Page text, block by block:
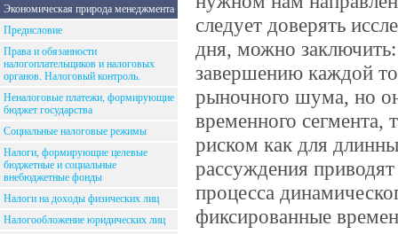
Экономическая природа менеджмента
Предисловие
Права и обязанности
налогоплательщиков и налоговых
органов. Налоговый контроль.
Неналоговые платежи, формирующие
бюджет государства
Социальные налоговые режимы
Налоги, формирующие целевые
бюджетные и социальные
внебюджетные фонды
Налоги на доходы физических лиц
Налогообложение юридических лиц
следует доверять
дня, можно
завершению каждой
рыночного шума, но
временного сегмента,
риском как для
рассуждения
процесса
фиксированные